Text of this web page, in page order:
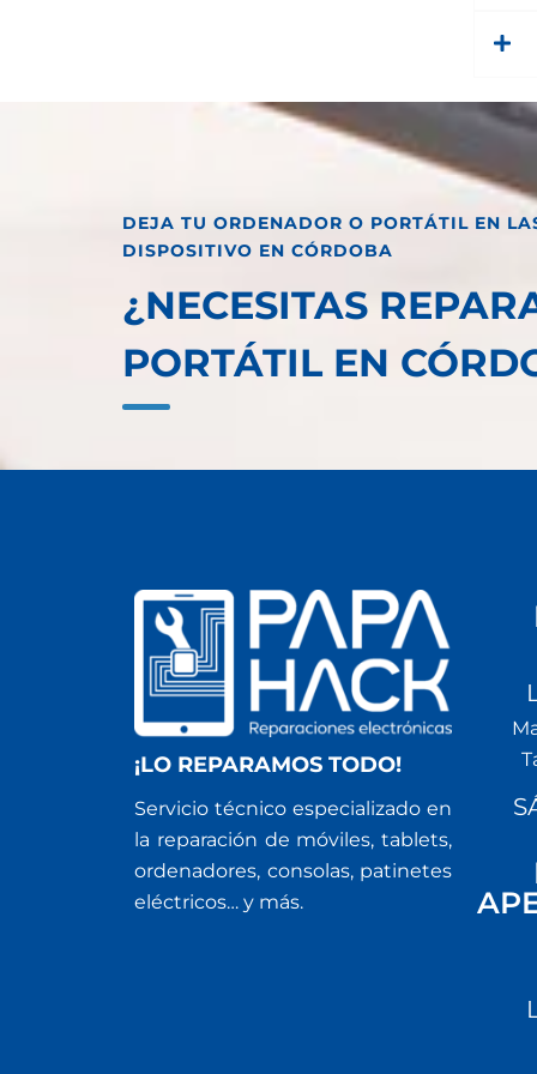
DEJA TU ORDENADOR O PORTÁTIL EN
DISPOSITIVO EN CÓRDOBA
¿NECESITAS
PORTÁTIL EN
¡LO REPARAMOS TODO!
Servicio técnico especializado en
la reparación de móviles, tablets,
ordenadores, consolas, patinetes
eléctricos… y más.